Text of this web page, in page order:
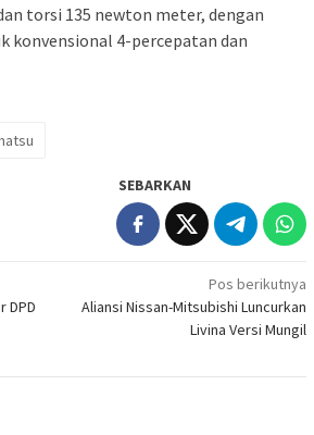
torsi 135 newton meter, dengan
konvensional 4-percepatan dan
SEBARKAN
DPD
Pos berikutnya
Aliansi Nissan-Mitsubishi Luncurkan
Livina Versi Mungil